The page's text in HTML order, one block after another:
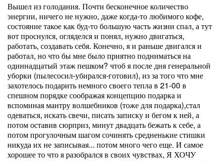
Вышел из голодания. Почти бесконечное количество
энергии, ничего не нужно, даже когда-то любимого кофе,
состояние такое как буд-то большую часть жизни спал, а тут
вот проснулся, огляделся и понял, нужно двигаться,
работать, создавать себя. Конечно, я и раньше двигался и
работал, но что бы мне было приятно подниматься на
одиннадцатый этаж пешком? чтоб я после дня генеральной
уборки (пылесосил-убирался-готовил), из за того что мне
захотелось подарить немного своего тепла в 21-00 в
спешном порядке соображая концепцию подарка и
вспоминая мантру волшебников (тоже для подарка),стал
одеваться, искать свечи, писать записку и бегом к ней, а
потом оставив сюрприз, минут двадцать бежать к себе, а
потом прогулочным шагом сочинять средненькие стишки
никуда их не записывая... потом много чего еще. И самое
хорошее то что я разобрался в своих чувствах, Я ХОЧУ